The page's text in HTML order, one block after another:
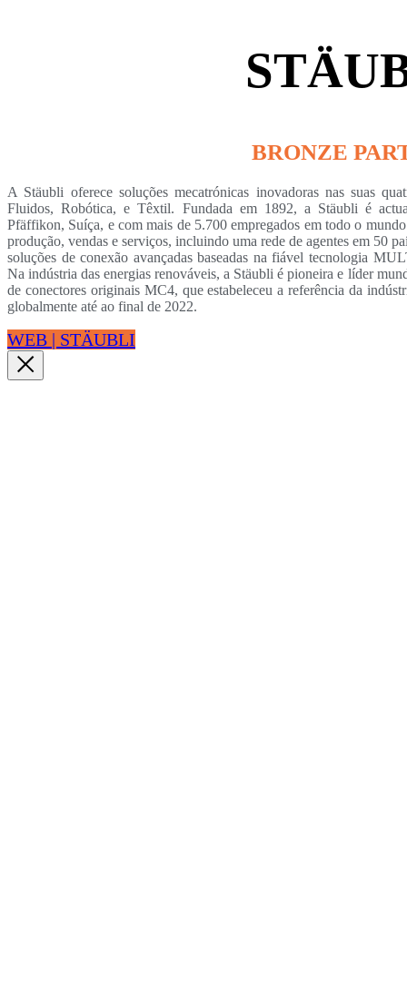
BRONZE
A Stäubli oferece soluções mecatrónicas inovadoras nas suas
Fluidos, Robótica, e Têxtil. Fundada em 1892, a Stäubli é
Pfäffikon, Suíça, e com mais de 5.700 empregados em todo o
produção, vendas e serviços, incluindo uma rede de agentes em 50
soluções de conexão avançadas baseadas na fiável tecnologia
Na indústria das energias renováveis, a Stäubli é pioneira e líder
de conectores originais MC4, que estabeleceu a referência da
globalmente até ao final de 2022.
WEB | STÄUBLI